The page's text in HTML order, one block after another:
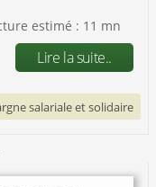
estimé : 11 mn
Lire la suite..
salariale et solidaire